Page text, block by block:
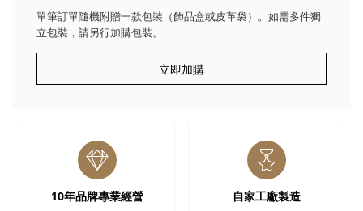
單筆訂單隨機附贈一款包裝（飾品盒或皮革袋）。如需多件獨
立包裝，請另行加購包裝。
立即加購
10年品牌專業經營 自家工廠製造